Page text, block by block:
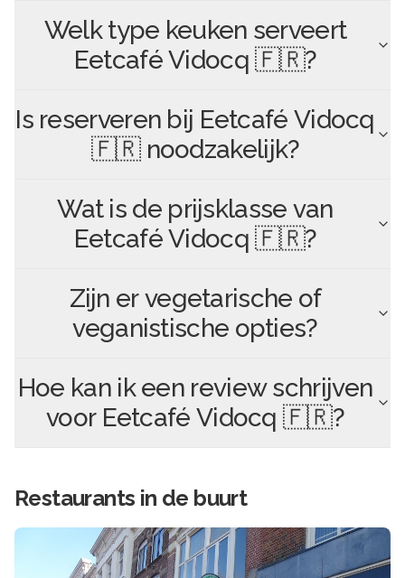
Welk type keuken serveert
Eetcafé Vidocq 🇫🇷?
Is reserveren bij Eetcafé Vidocq
🇫🇷noodzakelijk?
Wat is de prijsklasse van
Eetcafé Vidocq 🇫🇷?
Zijn er vegetarische of
veganistische opties?
Hoe kan ik een review schrijven
voor Eetcafé Vidocq 🇫🇷?
Restaurants in de buurt